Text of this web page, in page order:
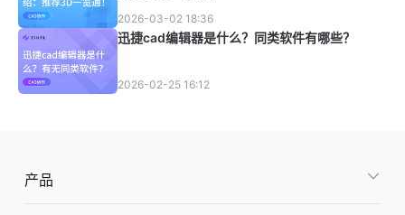
2026-03-02 18:36
迅捷cad编辑器是什么？同类软件有哪些？
2026-02-25 16:12
产品